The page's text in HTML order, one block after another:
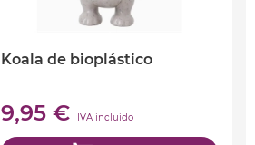
Koala de bioplástico
9,95 € IVA incluido